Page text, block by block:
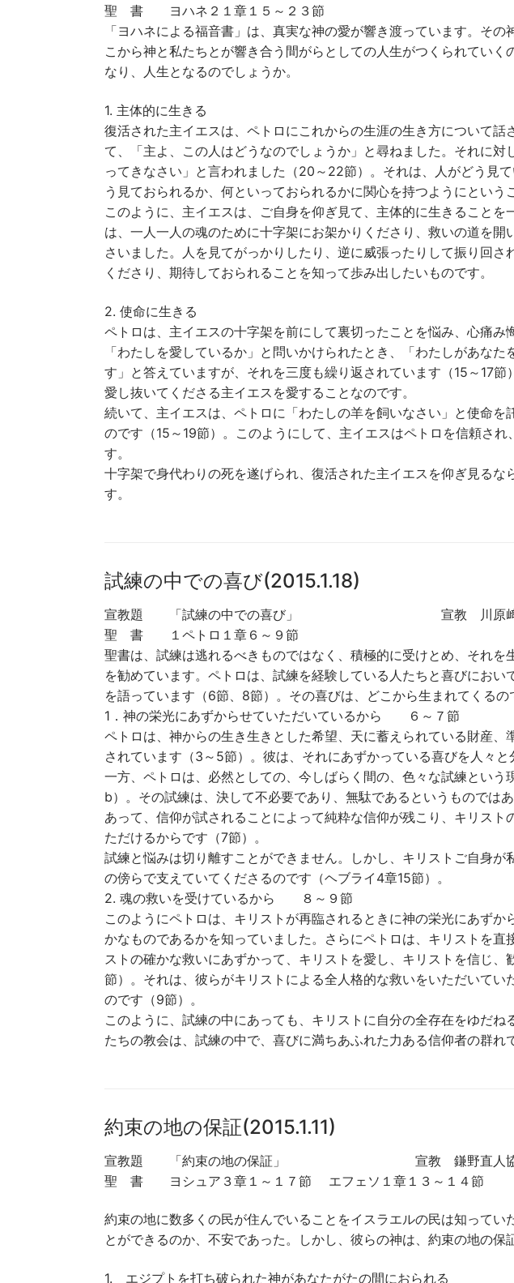
聖 書 ヨハネ２１章１５～２３節
「ヨハネによる福音書」は、真実な神の愛が響き渡っています。そ
こから神と私たちとが響き合う間がらとしての人生がつくられていく
なり、人生となるのでしょうか。
1. 主体的に生きる
復活された主イエスは、ペトロにこれからの生涯の生き方について話
て、「主よ、この人はどうなのでしょうか」と尋ねました。それに
ってきなさい」と言われました（20～22節）。それは、人がどう見
う見ておられるか、何といっておられるかに関心を持つようにという
このように、主イエスは、ご自身を仰ぎ見て、主体的に生きることを
は、一人一人の魂のために十字架にお架かりくださり、救いの道を
さいました。人を見てがっかりしたり、逆に威張ったりして振り回
くださり、期待しておられることを知って歩み出したいものです。
2. 使命に生きる
ペトロは、主イエスの十字架を前にして裏切ったことを悩み、心痛み
「わたしを愛しているか」と問いかけられたとき、「わたしがあな
す」と答えていますが、それを三度も繰り返されています（15～17
愛し抜いてくださる主イエスを愛することなのです。
続いて、主イエスは、ペトロに「わたしの羊を飼いなさい」と使命を
のです（15～19節）。このようにして、主イエスはペトロを信頼さ
す。
十字架で身代わりの死を遂げられ、復活された主イエスを仰ぎ見る
す。
試練の中での喜び(2015.1.18)
宣教題 「試練の中での喜び」 宣教 川原﨑
聖 書 １ペトロ１章６～９節
聖書は、試練は逃れるべきものではなく、積極的に受けとめ、それを
を勧めています。ペトロは、試練を経験している人たちと喜びにおい
を語っています（6節、8節）。その喜びは、どこから生まれてくるの
1．神の栄光にあずからせていただいているから ６～７節
ペトロは、神からの生き生きとした希望、天に蓄えられている財産、
されています（3～5節）。彼は、それにあずかっている喜びを人々と
一方、ペトロは、必然としての、今しばらく間の、色々な試練とい
b）。その試練は、決して不必要であり、無駄であるというものでは
あって、信仰が試されることによって純粋な信仰が残こり、キリス
ただけるからです（7節）。
試練と悩みは切り離すことができません。しかし、キリストご自身が
の傍らで支えていてくださるのです（ヘブライ4章15節）。
2. 魂の救いを受けているから ８～９節
このようにペトロは、キリストが再臨されるときに神の栄光にあず
かなものであるかを知っていました。さらにペトロは、キリストを直
ストの確かな救いにあずかって、キリストを愛し、キリストを信じ
節）。それは、彼らがキリストによる全人格的な救いをいただいてい
のです（9節）。
このように、試練の中にあっても、キリストに自分の全存在をゆだ
たちの教会は、試練の中で、喜びに満ちあふれた力ある信仰者の群れ
約束の地の保証(2015.1.11)
宣教題 「約束の地の保証」 宣教 鎌野直人協
聖 書 ヨシュア３章１～１７節 エフェソ１章１３～１４節
約束の地に数多くの民が住んでいることをイスラエルの民は知ってい
とができるのか、不安であった。しかし、彼らの神は、約束の地の保
1. エジプトを打ち破られた神があなたがたの間におられる